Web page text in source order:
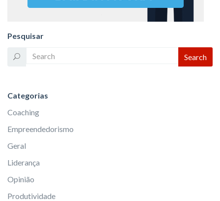
Pesquisar
Categorias
Coaching
Empreendedorismo
Geral
Liderança
Opinião
Produtividade